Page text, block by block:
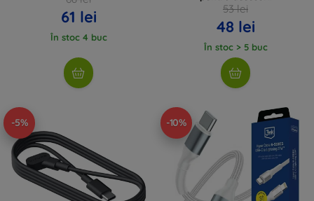
61 lei
În stoc 4 buc
53 lei
48 lei
În stoc > 5 buc
-5% -10%